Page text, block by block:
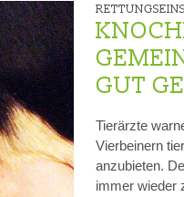
GUT
Tierärzte
Vierbeinern
anzubieten.
immer wieder